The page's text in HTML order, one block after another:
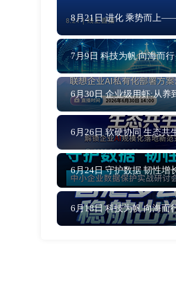
7月9日 科技为帆 向海而
6月18日 科技为帆 向海而